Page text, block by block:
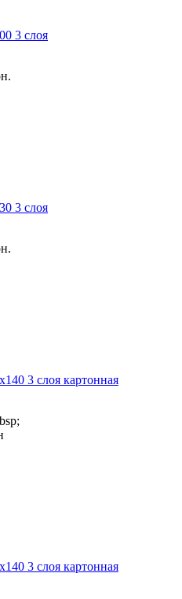
3 слоя
3 слоя
3 слоя картонная
3 слоя картонная